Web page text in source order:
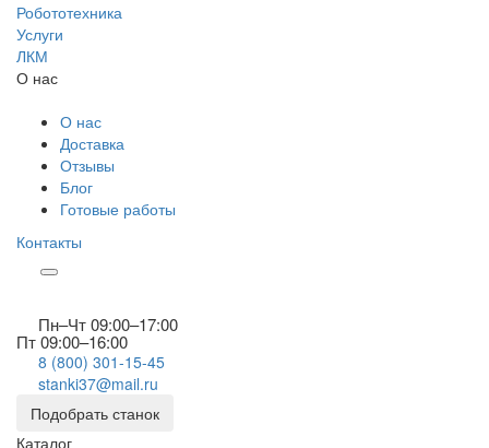
Робототехника
Услуги
ЛКМ
О нас
О нас
Доставка
Отзывы
Блог
Готовые работы
Контакты
Пн–Чт 09:00–17:00
Пт 09:00–16:00
8 (800) 301-15-45
stanki37@mail.ru
Подобрать станок
Каталог